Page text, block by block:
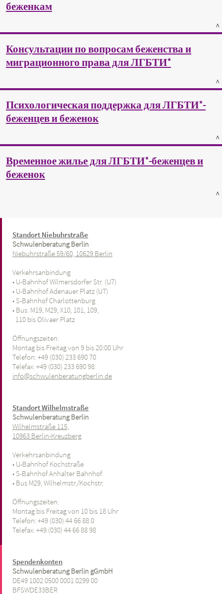
беженкам
^
Консультации по вопросам беженства и
миграционного права для ЛГБТИ*
^
Психологическая поддержка для ЛГБТИ*-
беженцев и беженок
^
Временное жилье для ЛГБТИ*-беженцев и
беженок
^
Standort Niebuhrstraße
Schwulenberatung Berlin
Niebuhrstraße 59/60, 10629 Berlin
Verkehrsanbindung
• U-Bahnhof Wilmersdorfer Str. (U7)
• U-Bahnhof Adenauer Platz (U7)
• S-Bahnhof Charlottenburg
• Bus: M19, M29, X10, 101, 109,
110 bis Olivaer Platz
Öffnungszeiten:
Montag bis Freitag von 9 bis 20:00 Uhr
Telefon: +49 (030) 233 690 70
Telefax: +49 (030) 233 690 98
info@schwulenberatungberlin.de
Standort Wilhelmstraße
Schwulenberatung Berlin
Wilhelmstraße 115,
10963 Berlin-Kreuzberg
Verkehrsanbindung
• U-Bahnhof Kochstraße
• S-Bahnhof Anhalter Bahnhof
• Bus M29, Wilhelmstr./Kochstr.
Öffnungszeiten:
Montag bis Freitag von 10 bis 18 Uhr
Telefon: +49 (030) 44 66 88 0
Telefax: +49 (030) 44 66 88 98
Spendenkonten
Schwulenberatung Berlin gGmbH
DE49 1002 0500 0001 0299 00
BFSWDE33BER